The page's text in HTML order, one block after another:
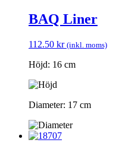
BAQ Liner
112.50 kr (inkl. moms)
Höjd: 16 cm
Diameter: 17 cm